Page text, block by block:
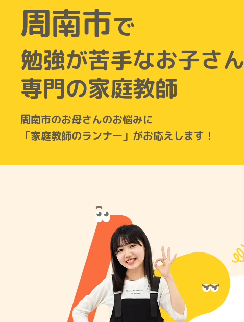
周南市で
勉強が苦手なお子さん
専門の家庭教師
周南市のお母さんのお悩みに
「家庭教師のランナー」がお応えします！